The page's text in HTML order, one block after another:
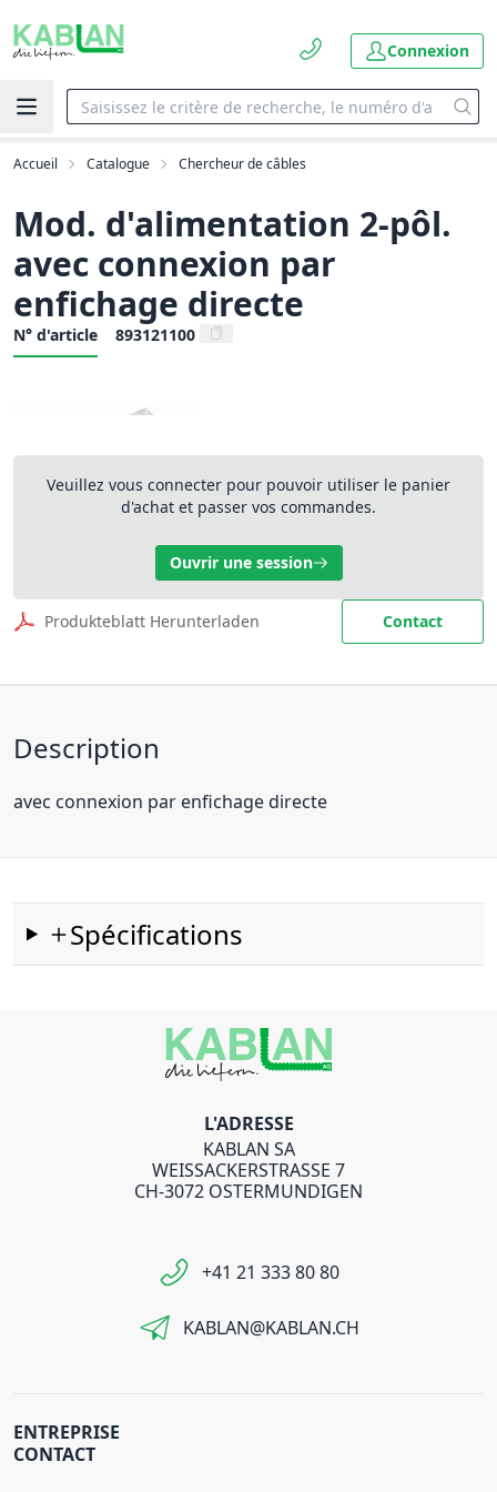
Connexion
Accueil Catalogue Chercheur de câbles
Mod. d'alimentation 2-pôl.
avec connexion par
enfichage directe
N° d'article 893121100
Veuillez vous connecter pour pouvoir utiliser le panier
d'achat et passer vos commandes.
Ouvrir une session
Produkteblatt Herunterladen Contact
Description
avec connexion par enfichage directe
Spécifications
L'ADRESSE
KABLAN SA
WEISSACKERSTRASSE 7
CH-3072 OSTERMUNDIGEN
+41 21 333 80 80
KABLAN@KABLAN.CH
ENTREPRISE
CONTACT